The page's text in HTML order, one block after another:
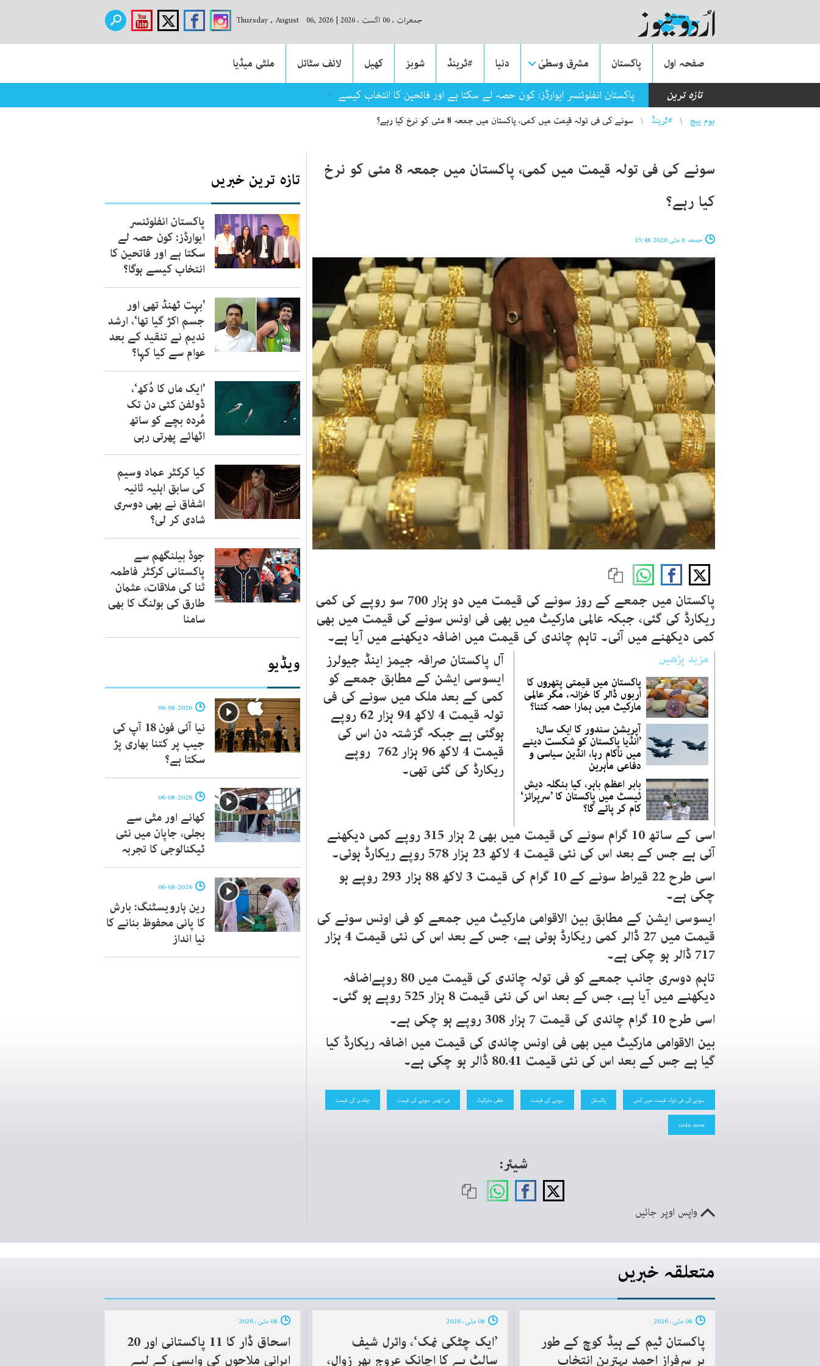
جمعرات ، 06 اگست ، 2026 |
Thursday , August 06, 2026
صفحہ اول پاکستان مشرق وسطیٰ دنیا #ٹرینڈ شوبز کھیل لائف سٹائل
ملٹی میڈیا
تازہ ترین
پاکستان انفلوئنسر ایوارڈز: کون حصہ لے سکتا ہے اور فاتحین کا انتخاب کیسے ہوگا؟
You are here
ہوم پیچ #ٹرینڈ سونے کی فی تولہ قیمت میں کمی، پاکستان میں جمعہ 8 مئی کو نرخ کیا رہے؟
سونے کی فی تولہ قیمت میں کمی، پاکستان میں جمعہ 8 مئی کو نرخ
کیا رہے؟
جمعہ 8 مئی 2026 15:48
پاکستان میں جمعے کے روز سونے کی قیمت میں دو ہزار 700 سو روپے کی کمی
ریکارڈ کی گئی، جبکہ عالمی مارکیٹ میں بھی فی اونس سونے کی قیمت میں بھی
کمی دیکھنے میں آئی۔ تاہم چاندی کی قیمت میں اضافہ دیکھنے میں آیا ہے۔
مزید پڑھیں
پاکستان میں قیمتی پتھروں کا
اربوں ڈالر کا خزانہ، مگر عالمی
مارکیٹ میں ہمارا حصہ کتنا؟
آپریشن سندور کا ایک سال:
’انڈیا پاکستان کو شکست دینے
میں ناکام رہا، انڈین سیاسی و
دفاعی ماہرین
بابر اعظم باہر، کیا بنگلہ دیش
ٹیسٹ میں پاکستان کا ’سرپرائز‘
کام کر پائے گا؟
آل پاکستان صرافہ جیمز اینڈ جیولرز
ایسوسی ایشن کے مطابق جمعے کو
کمی کے بعد ملک میں سونے کی فی
تولہ قیمت 4 لاکھ 94 ہزار 62 روپے
ہوگئی ہے جبکہ گزشتہ دن اس کی
قیمت 4 لاکھ 96 ہزار 762 روپے
ریکارڈ کی گئی تھی۔
اسی کے ساتھ 10 گرام سونے کی قیمت میں بھی 2 ہزار 315 روپے کمی دیکھنے
آئی ہے جس کے بعد اس کی نئی قیمت 4 لاکھ 23 ہزار 578 روپے ریکارڈ ہوئی۔
اسی طرح 22 قیراط سونے کے 10 گرام کی قیمت 3 لاکھ 88 ہزار 293 روپے ہو
چکی ہے۔
ایسوسی ایشن کے مطابق بین الاقوامی مارکیٹ میں جمعے کو فی اونس سونے کی
قیمت میں 27 ڈالر کمی ریکارڈ ہوئی ہے، جس کے بعد اس کی نئی قیمت 4 ہزار
717 ڈالر ہو چکی ہے۔
تاہم دوسری جانب جمعے کو فی تولہ چاندی کی قیمت میں 80 روپےاضافہ
دیکھنے میں آیا ہے، جس کے بعد اس کی نئی قیمت 8 ہزار 525 روپے ہو گئی۔
اسی طرح 10 گرام چاندی کی قیمت 7 ہزار 308 روپے ہو چکی ہے۔
بین الاقوامی مارکیٹ میں بھی فی اونس چاندی کی قیمت میں اضافہ ریکارڈ کیا
گیا ہے جس کے بعد اس کی نئی قیمت 80.41 ڈالر ہو چکی ہے۔
سونے کی فی تولہ قیمت میں کمی پاکستان سونے کی قیمت عالمی مارکیٹ فی اونس سونے کی قیمت چاندی کی قیمت
urdu news
شیئر:
واپس اوپر جائیں
تازہ ترین خبریں
پاکستان انفلوئنسر
ایوارڈز: کون حصہ لے
سکتا ہے اور فاتحین کا
انتخاب کیسے ہوگا؟
’بہت ٹھنڈ تھی اور
جسم اکڑ گیا تھا‘، ارشد
ندیم نے تنقید کے بعد
عوام سے کیا کہا؟
’ایک ماں کا دُکھ‘،
ڈولفن کئی دن تک
مُردہ بچے کو ساتھ
اٹھائے پھرتی رہی
کیا کرکٹر عماد وسیم
کی سابق اہلیہ ثانیہ
اشفاق نے بھی دوسری
شادی کر لی؟
جوڈ بیلنگھم سے
پاکستانی کرکٹر فاطمہ
ثنا کی ملاقات، عثمان
طارق کی بولنگ کا بھی
سامنا
ویڈیو
نیا آئی فون 18 آپ کی
جیب پر کتنا بھاری پڑ
سکتا ہے؟
کھانے اور مٹی سے
بجلی، جاپان میں نئی
ٹیکنالوجی کا تجربہ
رین ہارویسٹنگ: بارش
کا پانی محفوظ بنانے کا
نیا انداز
متعلقہ خبریں
پاکستان ٹیم کے ہیڈ کوچ کے طور
پر سرفراز احمد بہترین انتخاب
’ایک چٹکی نمک‘، وائرل شیف
سالٹ بے کا اچانک عروج پھر زوال،
اسحاق ڈار کا 11 پاکستانی اور 20
ایرانی ملاحوں کی واپسی کے لیے